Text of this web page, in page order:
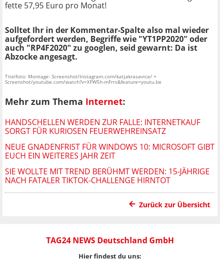
fette 57,95 Euro pro Monat!
Solltet Ihr in der Kommentar-Spalte also mal wieder
aufgefordert werden, Begriffe wie "YT1PP2020" oder
auch "RP4F2020" zu googlen, seid gewarnt: Da ist
Abzocke angesagt.
Titelfoto: Montage: Screenshot/Instagram.com/katjakrasavice/ +
Screenshot/youtube.com/watch?v=XFW5h-mFrrs&feature=youtu.be
Mehr zum Thema Internet:
HANDSCHELLEN WERDEN ZUR FALLE: INTERNETKAUF
SORGT FÜR KURIOSEN FEUERWEHREINSATZ
NEUE GNADENFRIST FÜR WINDOWS 10: MICROSOFT GIBT
EUCH EIN WEITERES JAHR ZEIT
SIE WOLLTE MIT TREND BERÜHMT WERDEN: 15-JÄHRIGE
NACH FATALER TIKTOK-CHALLENGE HIRNTOT
Zurück zur Übersicht
TAG24 NEWS Deutschland GmbH
Hier findest du uns: